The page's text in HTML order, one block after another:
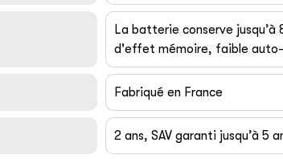
La batterie conserve
d'effet mémoire, faible auto-
Fabriqué en France
2 ans, SAV garanti jusqu’à 5